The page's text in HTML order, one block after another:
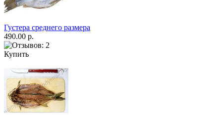
Густера среднего размера
490.00 р.
Купить